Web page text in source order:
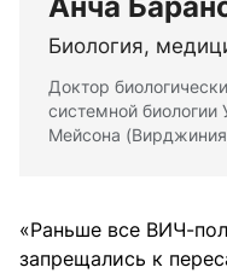
Анча
Биология,
Доктор
системной
Мейсона
«Раньше все ВИЧ-
запрещались к